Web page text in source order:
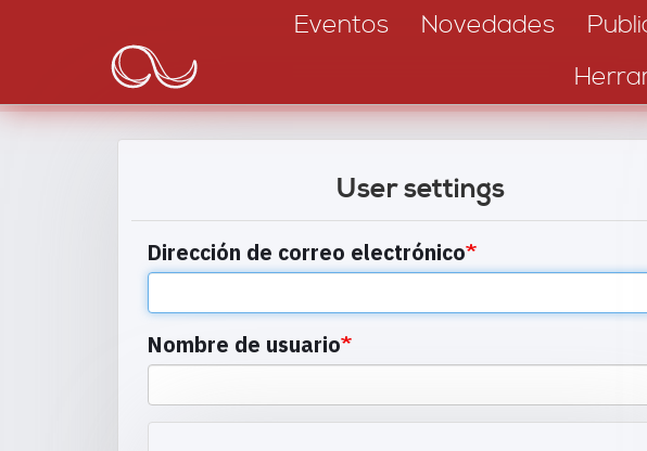
principal
navigation
Eventos Novedades
User settings
Dirección de correo electrónico
Nombre de usuario